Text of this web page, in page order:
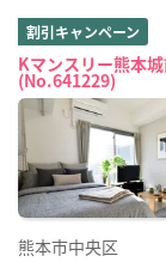
割引キャンペーン
Kマンスリー熊本
(No.641229)
熊本市中央区